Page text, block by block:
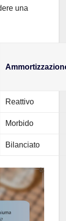
una
Reattivo
Morbido
Bilanciato